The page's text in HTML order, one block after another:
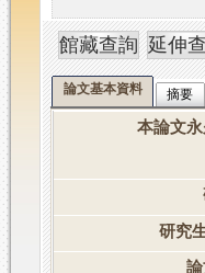
論文基本資料 摘要
本論文
研究